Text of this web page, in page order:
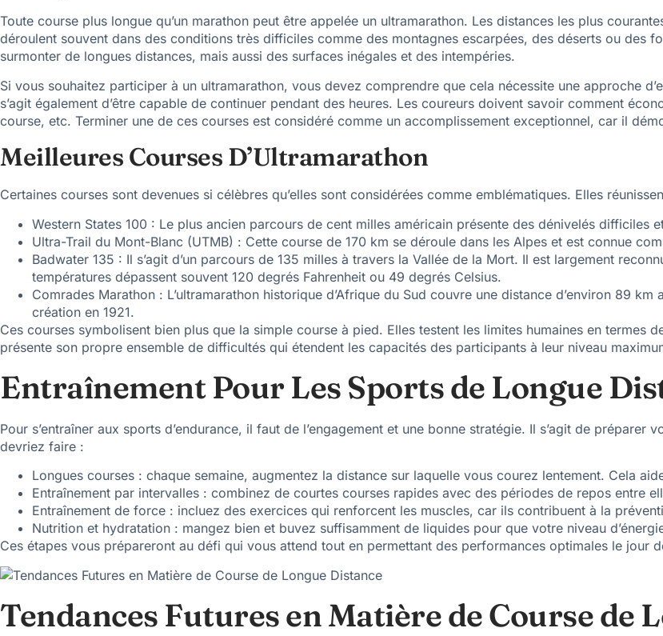
Toute course plus longue qu’un marathon peut être appelée un ultramarathon. Les distances les plus
déroulent souvent dans des conditions très difficiles comme des montagnes escarpées, des déserts ou des
surmonter de longues distances, mais aussi des surfaces inégales et des intempéries.
Si vous souhaitez participer à un ultramarathon, vous devez comprendre que cela nécessite une approche
s’agit également d’être capable de continuer pendant des heures. Les coureurs doivent savoir comment
course, etc. Terminer une de ces courses est considéré comme un accomplissement exceptionnel, car il
Meilleures Courses D’Ultramarathon
Certaines courses sont devenues si célèbres qu’elles sont considérées comme emblématiques. Elles
Western States 100 : Le plus ancien parcours de cent milles américain présente des dénivelés difficiles
Ultra-Trail du Mont-Blanc (UTMB) : Cette course de 170 km se déroule dans les Alpes et est connue
Badwater 135 : Il s’agit d’un parcours de 135 milles à travers la Vallée de la Mort. Il est largement
températures dépassent souvent 120 degrés Fahrenheit ou 49 degrés Celsius.
Comrades Marathon : L’ultramarathon historique d’Afrique du Sud couvre une distance d’environ 89
création en 1921.
Ces courses symbolisent bien plus que la simple course à pied. Elles testent les limites humaines en termes
présente son propre ensemble de difficultés qui étendent les capacités des participants à leur niveau
Entraînement Pour Les Sports de Longue
Pour s’entraîner aux sports d’endurance, il faut de l’engagement et une bonne stratégie. Il s’agit de
devriez faire :
Longues courses : chaque semaine, augmentez la distance sur laquelle vous courez lentement. Cela
Entraînement par intervalles : combinez de courtes courses rapides avec des périodes de repos entre
Entraînement de force : incluez des exercices qui renforcent les muscles, car ils contribuent à la
Nutrition et hydratation : mangez bien et buvez suffisamment de liquides pour que votre niveau
Ces étapes vous prépareront au défi qui vous attend tout en permettant des performances optimales le jour
Tendances Futures en Matière de Course de